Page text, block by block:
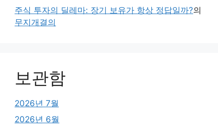
주식 투자의 딜레마: 장기 보유가 항상 정답일까?의
무지개결의
보관함
2026년 7월
2026년 6월